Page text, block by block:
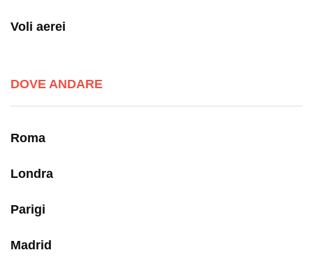
Voli aerei
DOVE ANDARE
Roma
Londra
Parigi
Madrid